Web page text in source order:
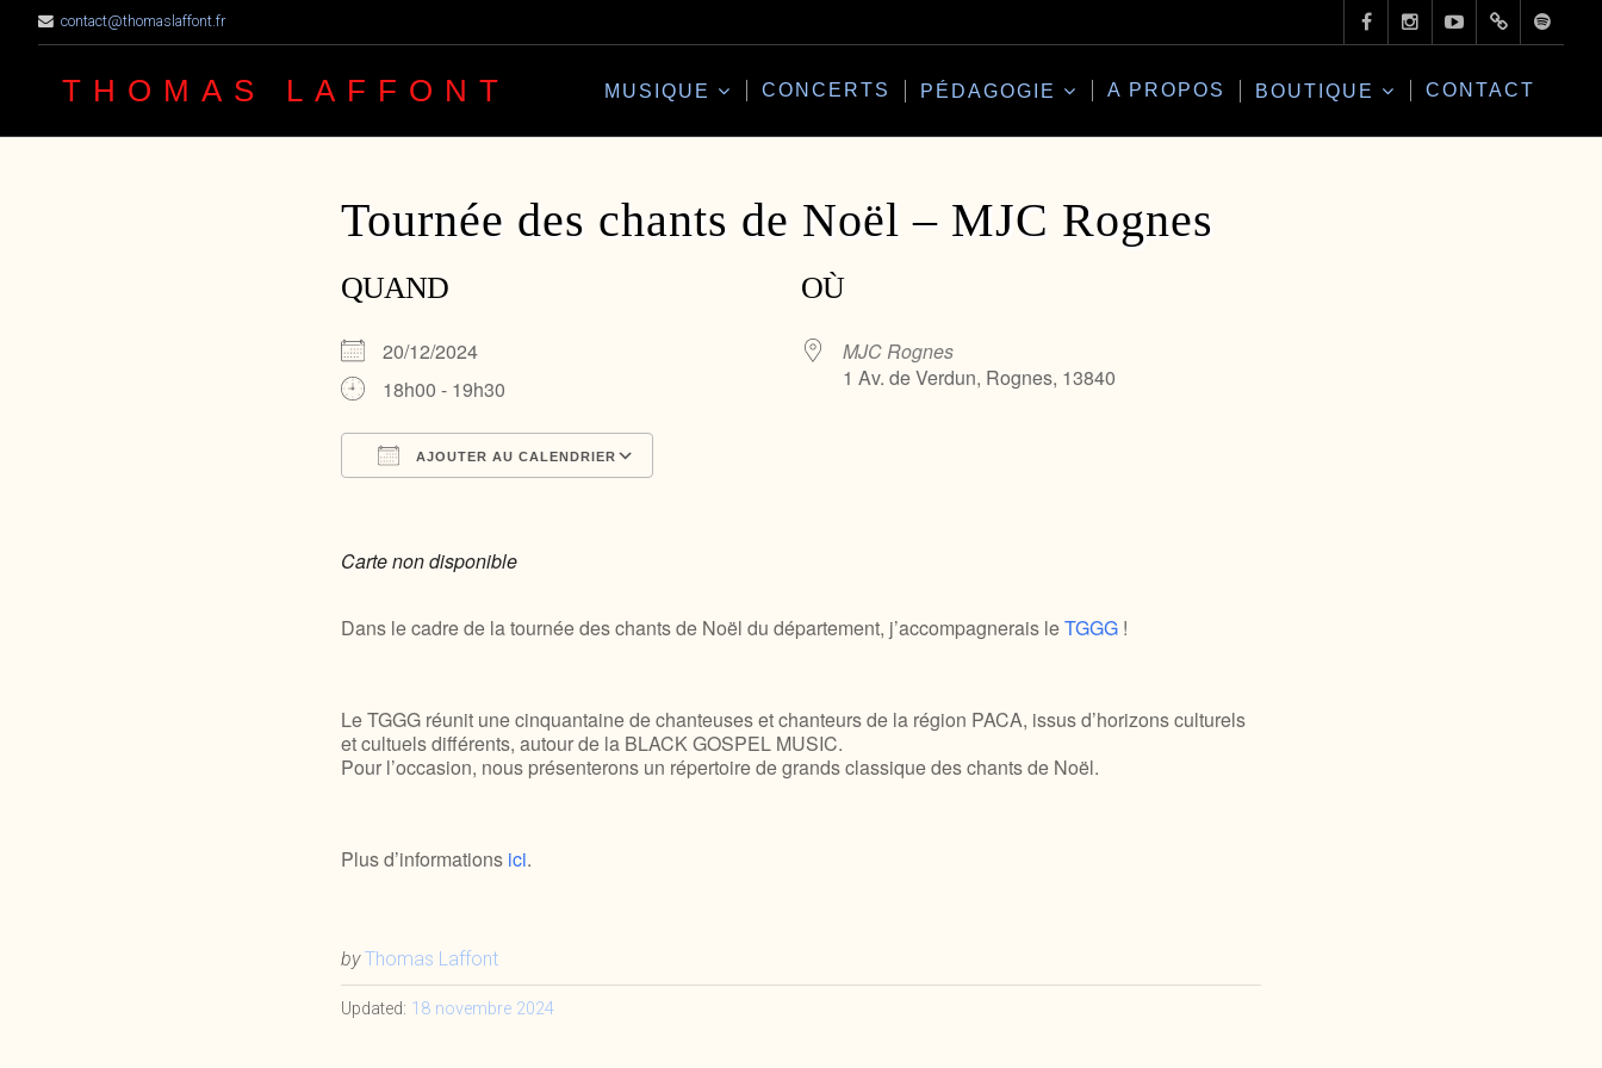
contact@thomaslaffont.fr
THOMAS LAFFONT MUSIQUE CONCERTS PÉDAGOGIE A PROPOS BOUTIQUE CONTACT
Tournée des chants de Noël – MJC Rognes
QUAND
20/12/2024
18h00 - 19h30
AJOUTER AU CALENDRIER
OÙ
MJC Rognes
1 Av. de Verdun, Rognes, 13840
Carte non disponible
Dans le cadre de la tournée des chants de Noël du département, j’accompagnerais leTGGG !
Le TGGG réunit une cinquantaine de chanteuses et chanteurs de la région PACA, issus d’horizons culturels
et cultuels différents, autour de la BLACK GOSPEL MUSIC.
Pour l’occasion, nous présenterons un répertoire de grands classique des chants de Noël.
Plus d’informations ici.
by Thomas Laffont
Updated: 18 novembre 2024